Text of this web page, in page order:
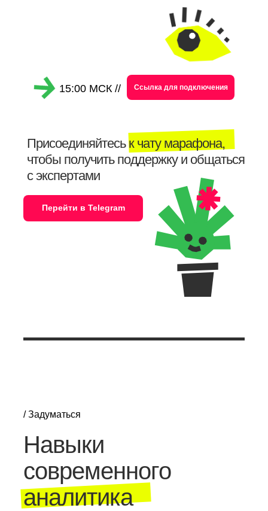
15:00 МСК // Ссылка для подключения
Присоединяйтесь к чату марафона,
чтобы получить поддержку и общаться
с экспертами
Перейти в Telegram
Навыки
современного
аналитика
/ Задуматься